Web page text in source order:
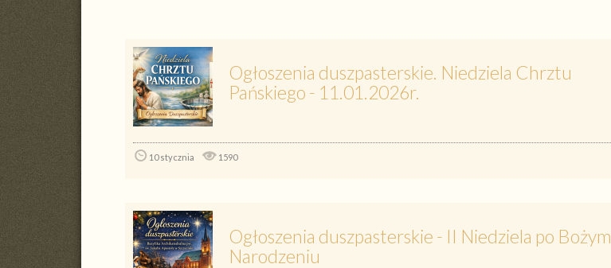
Ogłoszenia duszpasterskie. Niedziela Chrztu
Pańskiego - 11.01.2026r.
10 stycznia 1590
Ogłoszenia duszpasterskie - II Niedziela po Bożym
Narodzeniu